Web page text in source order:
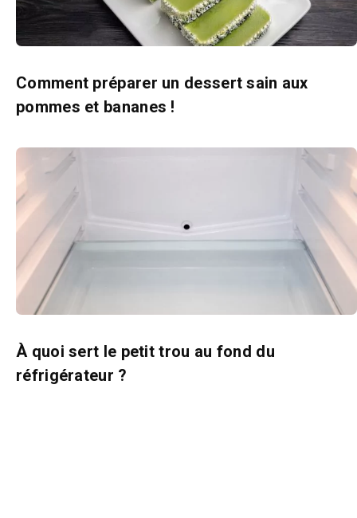
Comment préparer un dessert sain aux
pommes et bananes !
À quoi sert le petit trou au fond du
réfrigérateur ?